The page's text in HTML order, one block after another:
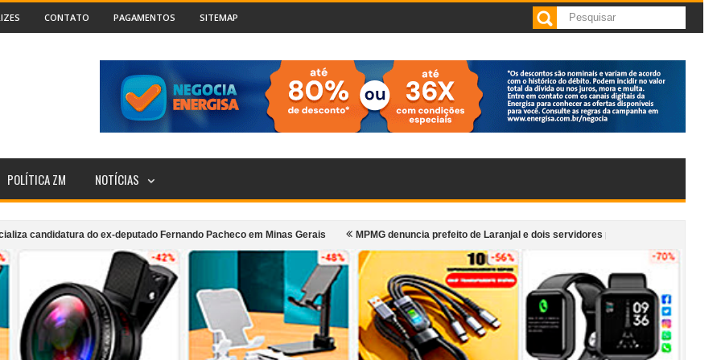
CONTATO PAGAMENTOS SITEMAP
POLÍTICA ZM NOTÍCIAS
do ex-deputado Fernando Pacheco em Minas Gerais MPMG denuncia prefeito de Laranjal e dois servidores por irregularidades em licitações
transporte coletivo urbano de Cataguases Incêndio atinge segundo andar de cafeteria anexa ao Supermercado Morais em Cataguases